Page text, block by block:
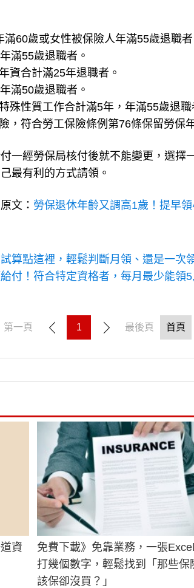
60歲或女性被保險人年滿55歲退職者
滿55歲退職者。
資合計滿25年退職者。
滿50歲退職者。
殊性質工作合計滿5年，年滿55歲退職
，符合勞工保險條例第76條保留勞保
一經勞保局核付後就不能變更，選擇
最有利的方式請領。
文： 勞保退休年齡又調高1歲！提早
算點這裡，輕鬆判斷月領、還是一次
付！符合特定資格者，每月最少能領
第一頁 1 最後頁 首頁
資
免費下載》免靠業務，一張
打幾個數字，輕鬆找到「那些保
該保卻沒買？」